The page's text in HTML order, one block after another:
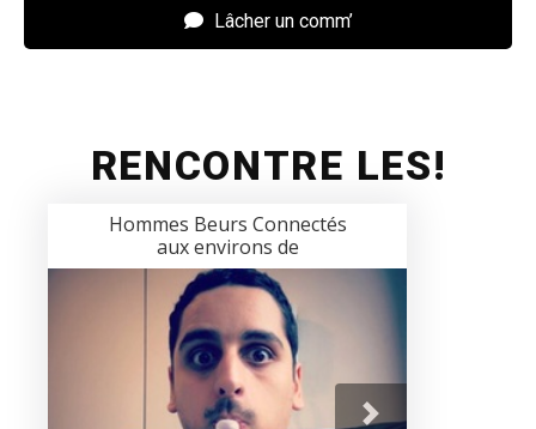
Lâcher un comm’
RENCONTRE LES!